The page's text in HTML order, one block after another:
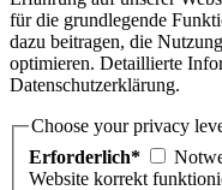
für die grundlegende
dazu beitragen, die
optimieren. Detaillierte
Datenschutzerklärung.
Choose your privacy
Erforderlich*
Website korrekt